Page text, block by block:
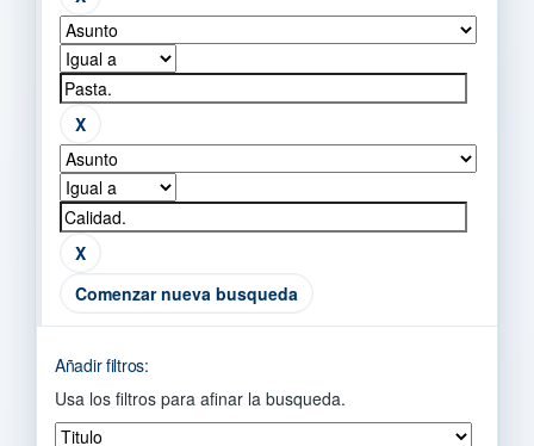
Comenzar nueva busqueda
Añadir filtros:
Usa los filtros para afinar la busqueda.